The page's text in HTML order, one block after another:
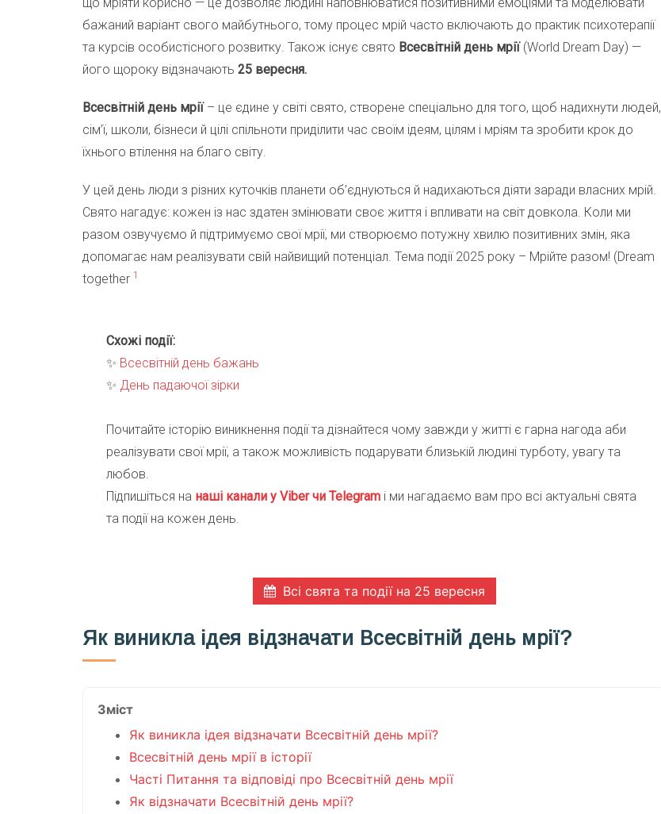
бажаний варіант свого майбутнього, тому процес мрій часто включають до практик психотерапії
та курсів особистісного розвитку. Також існує свято Всесвітній день мрії(World Dream Day) —
його щороку відзначають 25 вересня.
Всесвітній день мрії– це єдине у світі свято, створене спеціально для того, щоб надихнути людей,
сім’ї, школи, бізнеси й цілі спільноти приділити час своїм ідеям, цілям і мріям та зробити крок до
їхнього втілення на благо світу.
У цей день люди з різних куточків планети об’єднуються й надихаються діяти заради власних мрій.
Свято нагадує: кожен із нас здатен змінювати своє життя і впливати на світ довкола. Коли ми
разом озвучуємо й підтримуємо свої мрії, ми створюємо потужну хвилю позитивних змін, яка
допомагає нам реалізувати свій найвищий потенціал. Тема події 2025 року – Мрійте разом! (Dream
together 1
Схожі події:
✨ Всесвітній день бажань
✨ День падаючої зірки
Почитайте історію виникнення події та дізнайтеся чому завжди у житті є гарна нагода аби
реалізувати свої мрії, а також можливість подарувати близькій людині турботу, увагу та
любов.
Підпишіться на наші канали у Viber чи Telegram і ми нагадаємо вам про всі актуальні свята
та події на кожен день.
Всі свята та події на 25 вересня
Як виникла ідея відзначати Всесвітній день мрії?
Зміст
Як виникла ідея відзначати Всесвітній день мрії?
Всесвітній день мрії в історії
Часті Питання та відповіді про Всесвітній день мрії
Як відзначати Всесвітній день мрії?